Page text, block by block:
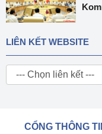
LIÊN KẾT WEBSITE
CỔNG THÔNG